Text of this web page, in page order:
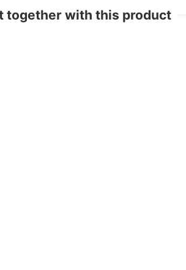
together with this product